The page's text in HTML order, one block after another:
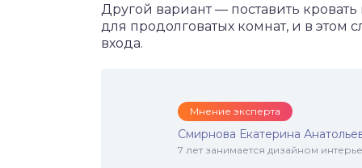
Другой вариант — поставить
для продолговатых комнат, и в этом
входа.
Мнение эксперта
Смирнова Екатерина
7 лет занимается дизайном